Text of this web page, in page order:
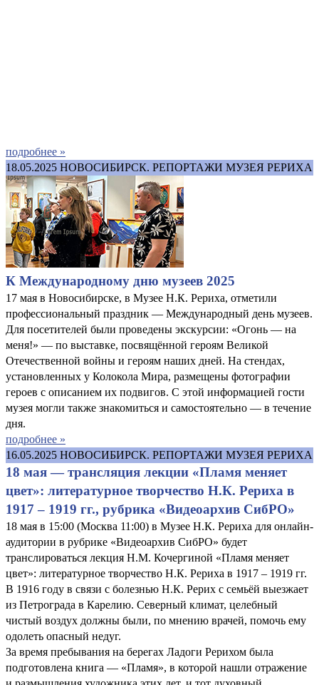
подробнее »
18.05.2025 НОВОСИБИРСК. РЕПОРТАЖИ МУЗЕЯ РЕРИХА
К Международному дню музеев 2025
17 мая в Новосибирске, в Музее Н.К. Рериха, отметили
профессиональный праздник — Международный день музеев.
Для посетителей были проведены экскурсии: «Огонь — на
меня!» — по выставке, посвящённой героям Великой
Отечественной войны и героям наших дней. На стендах,
установленных у Колокола Мира, размещены фотографии
героев с описанием их подвигов. С этой информацией гости
музея могли также знакомиться и самостоятельно — в течение
дня.
подробнее »
16.05.2025 НОВОСИБИРСК. РЕПОРТАЖИ МУЗЕЯ РЕРИХА
18 мая — трансляция лекции «Пламя меняет
цвет»: литературное творчество Н.К. Рериха в
1917 – 1919 гг., рубрика «Видеоархив СибРО»
18 мая в 15:00 (Москва 11:00) в Музее Н.К. Рериха для онлайн-
аудитории в рубрике «Видеоархив СибРО» будет
транслироваться лекция Н.М. Кочергиной «Пламя меняет
цвет»: литературное творчество Н.К. Рериха в 1917 – 1919 гг.
В 1916 году в связи с болезнью Н.К. Рерих с семьёй выезжает
из Петрограда в Карелию. Северный климат, целебный
чистый воздух должны были, по мнению врачей, помочь ему
одолеть опасный недуг.
За время пребывания на берегах Ладоги Рерихом была
подготовлена книга — «Пламя», в которой нашли отражение